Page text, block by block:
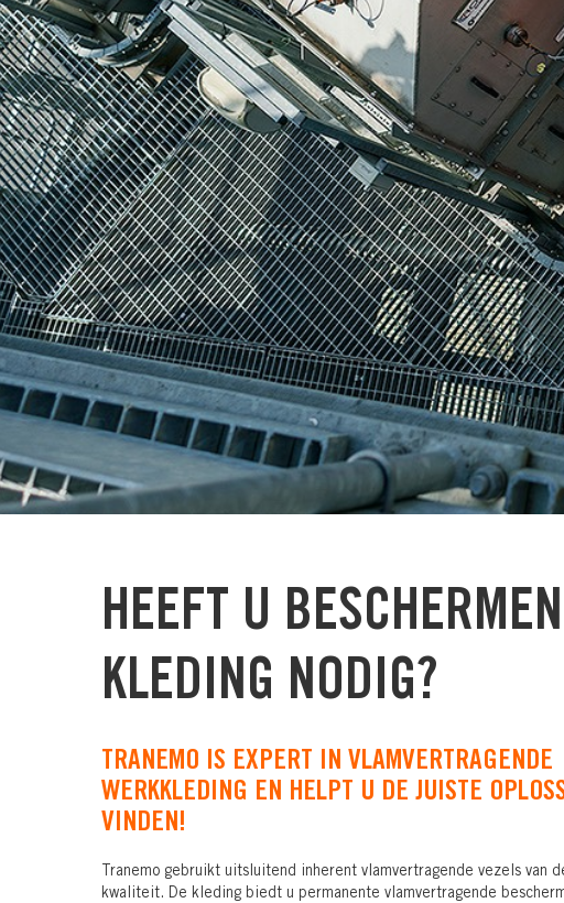
HEEFT U
KLEDING NODIG?
TRANEMO IS EXPERT IN VLAMVERTRAGENDE
WERKKLEDING EN HELPT U DE JUISTE
VINDEN!
Tranemo gebruikt uitsluitend inherent vlamvertragende vezels van
kwaliteit. De kleding biedt u permanente vlamvertragende